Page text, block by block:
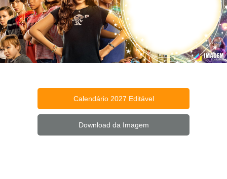
Calendário 2027 Editável
Download da Imagem